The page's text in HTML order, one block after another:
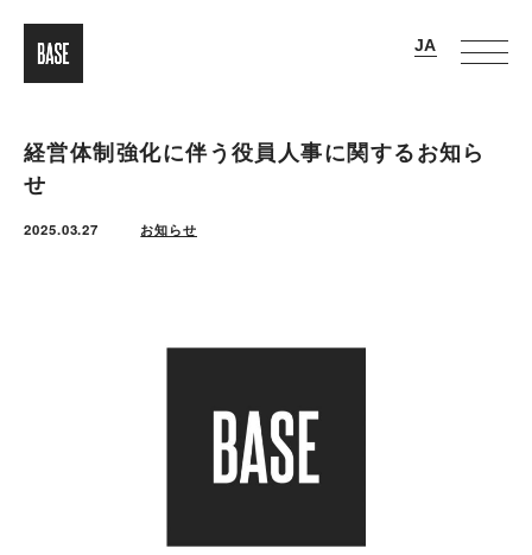
経営体制強化に伴う役員人事に関するお知ら
せ
2025.03.27 お知らせ